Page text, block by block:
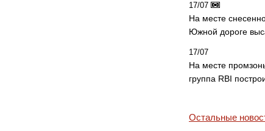
17/07
На месте
Южной дороге
17/07
На месте
группа RBI
Остальные